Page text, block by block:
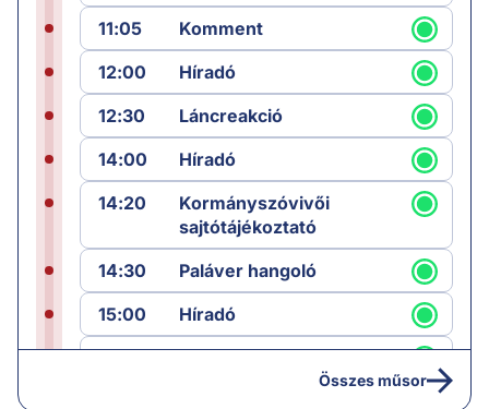
11:05
Komment
12:00
Híradó
12:30
Láncreakció
14:00
Híradó
14:20
Kormányszóvivői
sajtótájékoztató
14:30
Paláver hangoló
15:00
Híradó
15:30
Paláver
Összes műsor